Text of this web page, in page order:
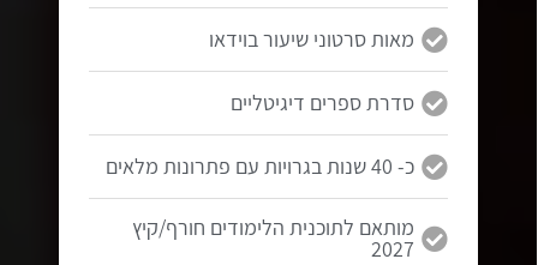
מאות סרטוני שיעור בוידאו
סדרת ספרים דיגיטליים
כ- 40 שנות בגרויות עם פתרונות מלאים
מותאם לתוכנית הלימודים חורף/קיץ
2027